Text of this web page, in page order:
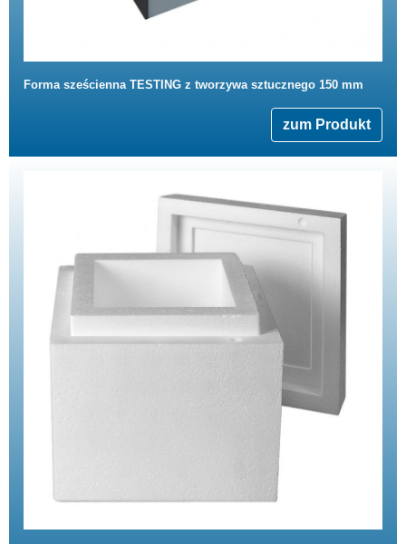
Forma sześcienna TESTING z tworzywa sztucznego 150 mm
zum Produkt